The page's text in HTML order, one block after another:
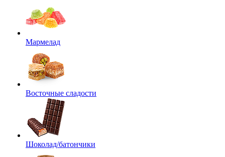
Мармелад
Восточные сладости
Шоколад/батончики